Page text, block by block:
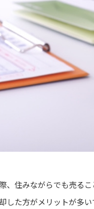
、住みながらでも売る
した方がメリットが多